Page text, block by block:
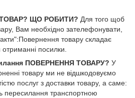
ЩО РОБИТИ? Для того щоб
Вам необхідно зателефонувати,
товару складає
посилки.
ПОВЕРНЕННЯ ТОВАРУ? У
товару ми не відшкодовуємо
послуг з доставки товару, а саме:
пересилання транспортною